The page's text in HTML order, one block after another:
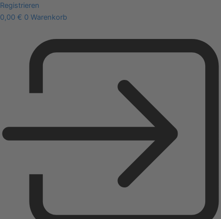
Registrieren
0,00 € 0 Warenkorb